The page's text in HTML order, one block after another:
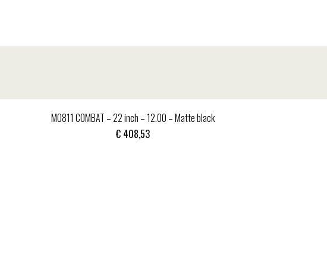
MO811 COMBAT – 22 inch – 12.00 – Matte black
€408,53